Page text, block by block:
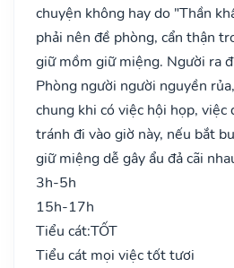
chuyện không hay do "Thần
phải nên đề phòng, cẩn thận
giữ mồm giữ miệng. Người ra
Phòng người người nguyền
chung khi có việc hội họp,
tránh đi vào giờ này, nếu bắt
giữ miệng dễ gây ẩu đả cãi
3h-5h
15h-17h
Tiểu cát:TỐT
Tiểu cát mọi việc tốt tươi